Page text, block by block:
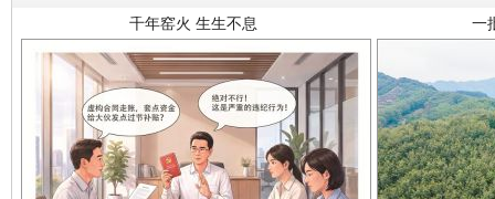
揭开“小金库”的免责幌子